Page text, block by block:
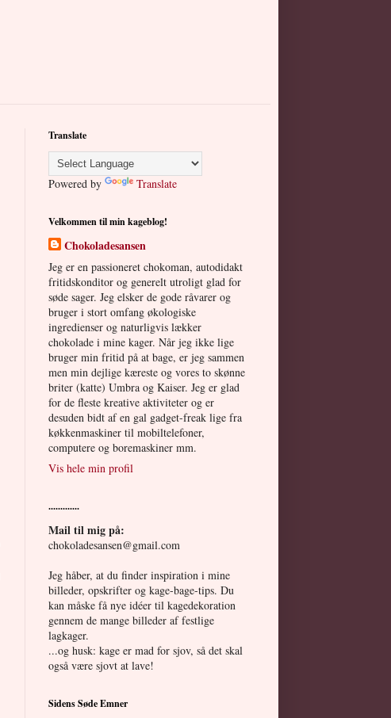
Translate
Powered by Translate
Velkommen til min kageblog!
Chokoladesansen
Jeg er en passioneret chokoman, autodidakt
fritidskonditor og generelt utroligt glad for
søde sager. Jeg elsker de gode råvarer og
bruger i stort omfang økologiske
ingredienser og naturligvis lækker
chokolade i mine kager. Når jeg ikke lige
bruger min fritid på at bage, er jeg sammen
men min dejlige kæreste og vores to skønne
briter (katte) Umbra og Kaiser. Jeg er glad
for de fleste kreative aktiviteter og er
desuden bidt af en gal gadget-freak lige fra
køkkenmaskiner til mobiltelefoner,
computere og boremaskiner mm.
Vis hele min profil
.............
Mail til mig på:
chokoladesansen@gmail.com
Jeg håber, at du finder inspiration i mine
billeder, opskrifter og kage-bage-tips. Du
kan måske få nye idéer til kagedekoration
gennem de mange billeder af festlige
lagkager.
...og husk: kage er mad for sjov, så det skal
også være sjovt at lave!
Sidens Søde Emner